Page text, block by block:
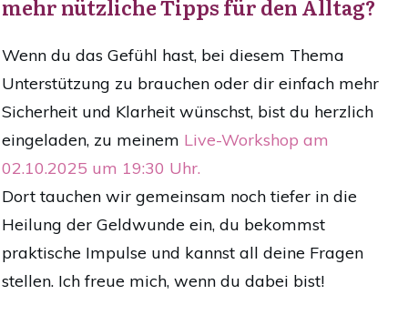
mehr nützliche Tipps für den Alltag?
Wenn du das Gefühl hast, bei diesem Thema
Unterstützung zu brauchen oder dir einfach mehr
Sicherheit und Klarheit wünschst, bist du herzlich
eingeladen, zu meinem Live-Workshop am
02.10.2025 um 19:30 Uhr.
Dort tauchen wir gemeinsam noch tiefer in die
Heilung der Geldwunde ein, du bekommst
praktische Impulse und kannst all deine Fragen
stellen. Ich freue mich, wenn du dabei bist!